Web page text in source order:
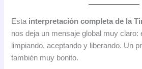
Esta interpretación completa de la
nos deja un mensaje global muy claro:
limpiando, aceptando y liberando. Un
también muy bonito.